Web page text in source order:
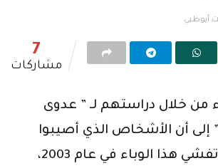
7
مشاركات
من خلال دراستهم لـ ” عدوى
إلى أن الأشخاص الذي أصيبوا
بالسارس أثناء تفشي هذا الوباء في عام 2003،